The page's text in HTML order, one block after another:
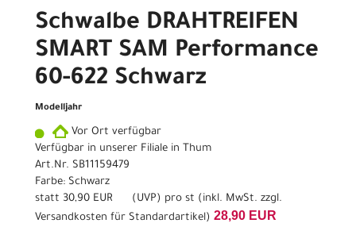
Schwalbe DRAHTREIFEN
SMART SAM Performance
60-622 Schwarz
Modelljahr
Vor Ort verfügbar
Verfügbar in unserer Filiale in Thum
Art.Nr. SB11159479
Farbe: Schwarz
statt 30,90 EUR ( UVP) pro st (inkl. MwSt. zzgl.
Versandkosten für Standardartikel) 28,90 EUR